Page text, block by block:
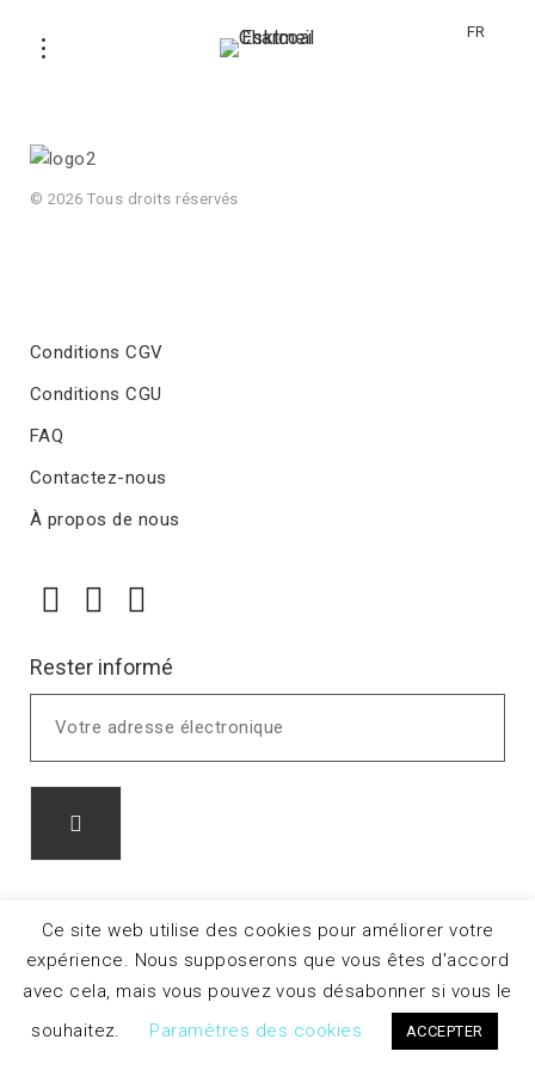
FR
© 2026 Tous droits réservés
Conditions CGV
Conditions CGU
FAQ
Contactez-nous
À propos de nous
Rester informé
Ce site web utilise des cookies pour améliorer votre
expérience. Nous supposerons que vous êtes d'accord
avec cela, mais vous pouvez vous désabonner si vous le
souhaitez.
Paramètres des cookies ACCEPTER